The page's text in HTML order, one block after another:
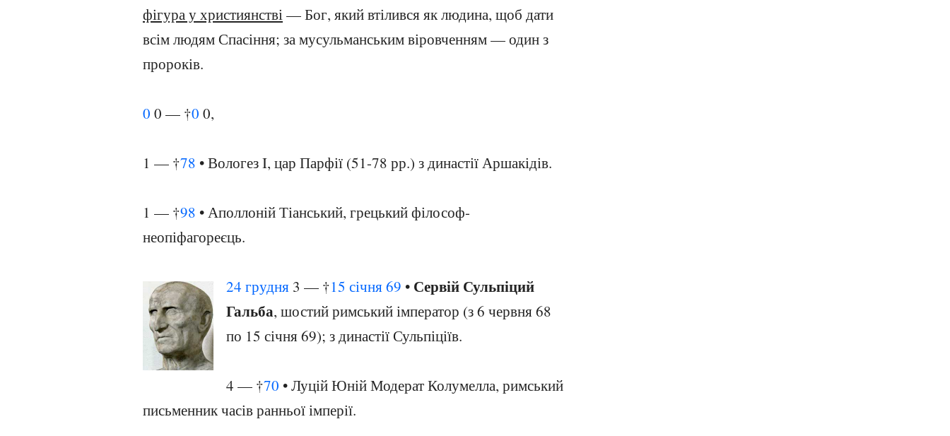
фігура у християнстві— Бог, який втілився як людина, щоб дати
всім людям Спасіння; за мусульманським віровченням — один з
пророків.
0 0 — †0 0,
1 — †78 • Вологез I, цар Парфії (51-78 рр.) з династії Аршакідів.
1 — †98 • Аполлоній Тіанський, грецький філософ-
неопіфагореєць.
24 грудня 3 — †15 січня69 • Сервій Сульпіций
Гальба, шостий римський імператор (з 6 червня 68
по 15 січня 69); з династії Сульпіціїв.
4 — †70 • Луцій Юній Модерат Колумелла, римський
письменник часів ранньої імперії.